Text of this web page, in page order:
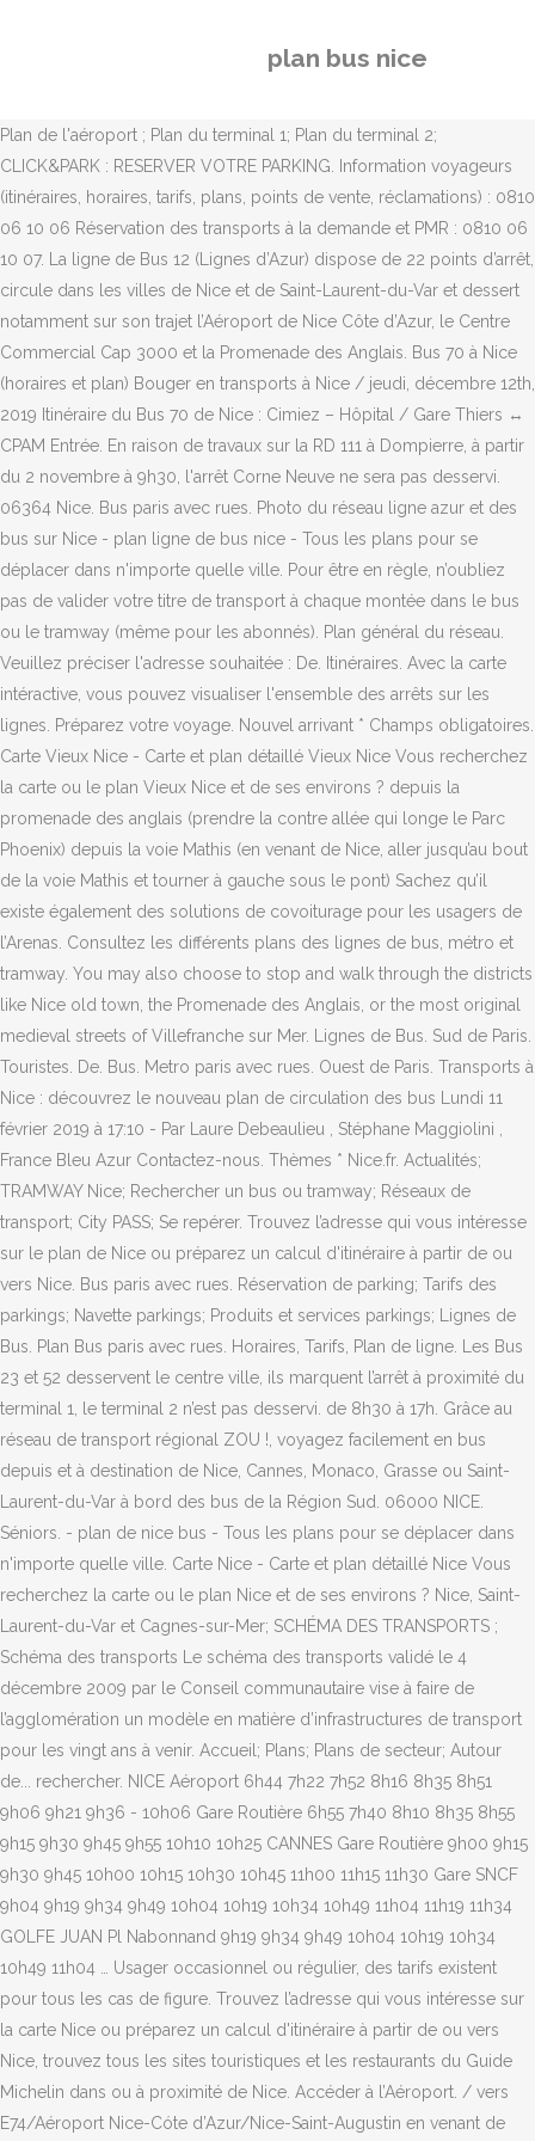
plan bus nice
Plan de l'aéroport ; Plan du terminal 1; Plan du terminal 2;
CLICK&PARK : RESERVER VOTRE PARKING. Information voyageurs
(itinéraires, horaires, tarifs, plans, points de vente, réclamations) : 0810
06 10 06 Réservation des transports à la demande et PMR : 0810 06
10 07. La ligne de Bus 12 (Lignes d’Azur) dispose de 22 points d’arrêt,
circule dans les villes de Nice et de Saint-Laurent-du-Var et dessert
notamment sur son trajet l’Aéroport de Nice Côte d’Azur, le Centre
Commercial Cap 3000 et la Promenade des Anglais. Bus 70 à Nice
(horaires et plan) Bouger en transports à Nice / jeudi, décembre 12th,
2019 Itinéraire du Bus 70 de Nice : Cimiez – Hôpital / Gare Thiers ↔
CPAM Entrée. En raison de travaux sur la RD 111 à Dompierre, à partir
du 2 novembre à 9h30, l'arrêt Corne Neuve ne sera pas desservi.
06364 Nice. Bus paris avec rues. Photo du réseau ligne azur et des
bus sur Nice - plan ligne de bus nice - Tous les plans pour se
déplacer dans n'importe quelle ville. Pour être en règle, n’oubliez
pas de valider votre titre de transport à chaque montée dans le bus
ou le tramway (même pour les abonnés). Plan général du réseau.
Veuillez préciser l'adresse souhaitée : De. Itinéraires. Avec la carte
intéractive, vous pouvez visualiser l'ensemble des arrêts sur les
lignes. Préparez votre voyage. Nouvel arrivant * Champs obligatoires.
Carte Vieux Nice - Carte et plan détaillé Vieux Nice Vous recherchez
la carte ou le plan Vieux Nice et de ses environs ? depuis la
promenade des anglais (prendre la contre allée qui longe le Parc
Phoenix) depuis la voie Mathis (en venant de Nice, aller jusqu’au bout
de la voie Mathis et tourner à gauche sous le pont) Sachez qu’il
existe également des solutions de covoiturage pour les usagers de
l’Arenas. Consultez les différents plans des lignes de bus, métro et
tramway. You may also choose to stop and walk through the districts
like Nice old town, the Promenade des Anglais, or the most original
medieval streets of Villefranche sur Mer. Lignes de Bus. Sud de Paris.
Touristes. De. Bus. Metro paris avec rues. Ouest de Paris. Transports à
Nice : découvrez le nouveau plan de circulation des bus Lundi 11
février 2019 à 17:10 - Par Laure Debeaulieu , Stéphane Maggiolini ,
France Bleu Azur Contactez-nous. Thèmes * Nice.fr. Actualités;
TRAMWAY Nice; Rechercher un bus ou tramway; Réseaux de
transport; City PASS; Se repérer. Trouvez l’adresse qui vous intéresse
sur le plan de Nice ou préparez un calcul d'itinéraire à partir de ou
vers Nice. Bus paris avec rues. Réservation de parking; Tarifs des
parkings; Navette parkings; Produits et services parkings; Lignes de
Bus. Plan Bus paris avec rues. Horaires, Tarifs, Plan de ligne. Les Bus
23 et 52 desservent le centre ville, ils marquent l’arrêt à proximité du
terminal 1, le terminal 2 n’est pas desservi. de 8h30 à 17h. Grâce au
réseau de transport régional ZOU !, voyagez facilement en bus
depuis et à destination de Nice, Cannes, Monaco, Grasse ou Saint-
Laurent-du-Var à bord des bus de la Région Sud. 06000 NICE.
Séniors. - plan de nice bus - Tous les plans pour se déplacer dans
n'importe quelle ville. Carte Nice - Carte et plan détaillé Nice Vous
recherchez la carte ou le plan Nice et de ses environs ? Nice, Saint-
Laurent-du-Var et Cagnes-sur-Mer; SCHÉMA DES TRANSPORTS ;
Schéma des transports Le schéma des transports validé le 4
décembre 2009 par le Conseil communautaire vise à faire de
l’agglomération un modèle en matière d’infrastructures de transport
pour les vingt ans à venir. Accueil; Plans; Plans de secteur; Autour
de... rechercher. NICE Aéroport 6h44 7h22 7h52 8h16 8h35 8h51
9h06 9h21 9h36 - 10h06 Gare Routière 6h55 7h40 8h10 8h35 8h55
9h15 9h30 9h45 9h55 10h10 10h25 CANNES Gare Routière 9h00 9h15
9h30 9h45 10h00 10h15 10h30 10h45 11h00 11h15 11h30 Gare SNCF
9h04 9h19 9h34 9h49 10h04 10h19 10h34 10h49 11h04 11h19 11h34
GOLFE JUAN Pl Nabonnand 9h19 9h34 9h49 10h04 10h19 10h34
10h49 11h04 … Usager occasionnel ou régulier, des tarifs existent
pour tous les cas de figure. Trouvez l’adresse qui vous intéresse sur
la carte Nice ou préparez un calcul d'itinéraire à partir de ou vers
Nice, trouvez tous les sites touristiques et les restaurants du Guide
Michelin dans ou à proximité de Nice. Accéder à l’Aéroport. / vers
E74/Aéroport Nice-Cóte d’Azur/Nice-Saint-Augustin en venant de